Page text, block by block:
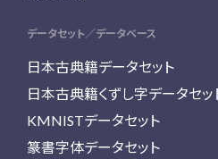
データセット／データベース
日本古典籍データセット
日本古典籍くずし字データセッ
KMNISTデータセット
篆書字体データセット